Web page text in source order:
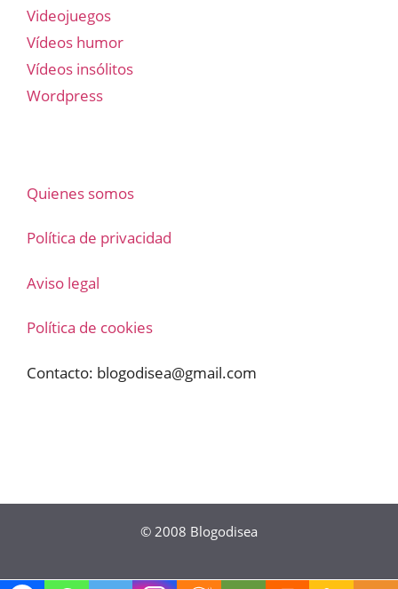
Videojuegos
Vídeos humor
Vídeos insólitos
Wordpress
Quienes somos
Política de privacidad
Aviso legal
Política de cookies
Contacto: blogodisea@gmail.com
© 2008 Blogodisea